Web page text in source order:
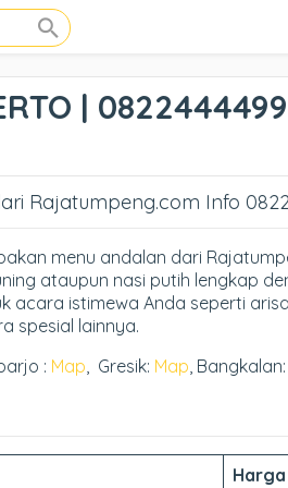
|
Rajatumpeng.com Info
menu andalan dari
ataupun nasi putih lengkap
acara istimewa Anda seperti
spesial lainnya.
: Map, Gresik: Map, Bangkalan:
Harga